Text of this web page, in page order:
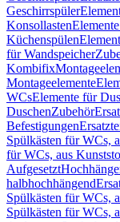
Geschirrspüler
Konsollasten
Küchenspülen
für Wandspeicher
Kombifix
Montageelemente
WCsElemente für
DuschenZubehör
Befestigungen
Spülkästen für WCs,
für WCs, aus
Aufgesetzt
halbhochhängend
Spülkästen für WCs,
Spülkästen für WCs,